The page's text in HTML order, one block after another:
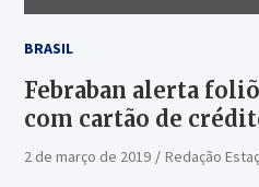
BRASIL
Febraban alerta
com cartão de
2 de março de 2019 Redação